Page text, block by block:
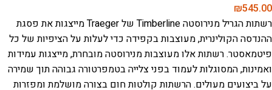
₪545.00
רשתות הגריל מנירוסטה Timberline של Traeger מייצגות את פסגת
ההנדסה הקולינרית, מעוצבות בקפידה כדי לעלות על הציפיות של כל
פיטמאסטר. רשתות אלו מעוצבות מנירוסטה מובחרת, מייצגות עמידות
ואמינות, המסוגלות לעמוד בפני צלייה בטמפרטורה גבוהה תוך שמירה
על ביצועים מעולים. הרשתות קולטות חום בצורה מושלמת ומפזרות